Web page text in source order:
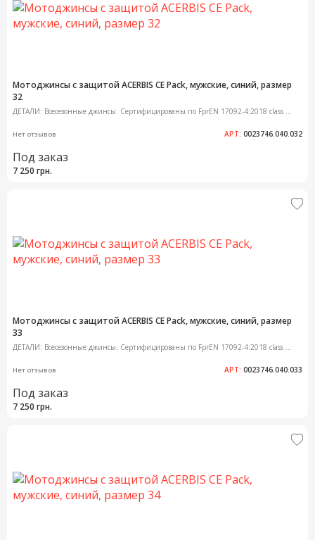
Мотоджинсы с защитой ACERBIS CE Pack, мужские, синий, размер
32
ДЕТАЛИ: Всесезонные джинсы. Сертифицированы по FprEN 17092-4:2018 class ...
Нет отзывов АРТ: 0023746.040.032
Под заказ
7 250 грн.
Мотоджинсы с защитой ACERBIS CE Pack, мужские, синий, размер
33
ДЕТАЛИ: Всесезонные джинсы. Сертифицированы по FprEN 17092-4:2018 class ...
Нет отзывов АРТ: 0023746.040.033
Под заказ
7 250 грн.